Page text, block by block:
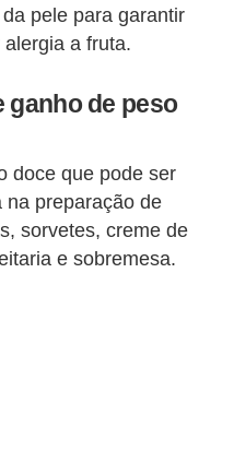
pele para garantir
a fruta.
ganho de peso
doce que pode ser
na preparação de
sorvetes, creme de
e sobremesa.